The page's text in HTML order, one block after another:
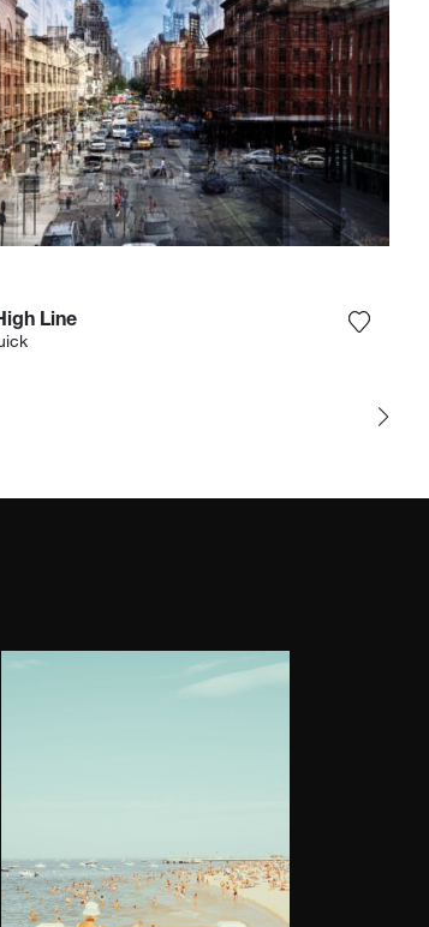
rappresentazione del movimento
permanente.
alla mia lista dei desideri
Line